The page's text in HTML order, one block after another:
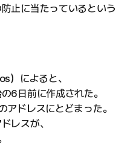
止に当たっているという
）によると、
6日前に作成された。
アドレスにとどまった。
レスが、